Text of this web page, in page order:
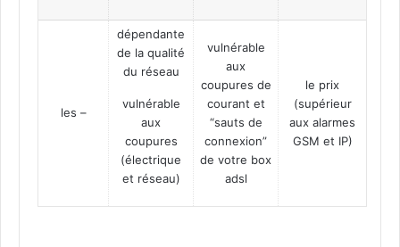
les –
dépendante
de la qualité
du réseau
vulnérable
aux
coupures
(électrique
et réseau)
vulnérable
aux
coupures de
courant et
“sauts de
connexion”
de votre box
adsl
le prix
(supérieur
aux alarmes
GSM et IP)